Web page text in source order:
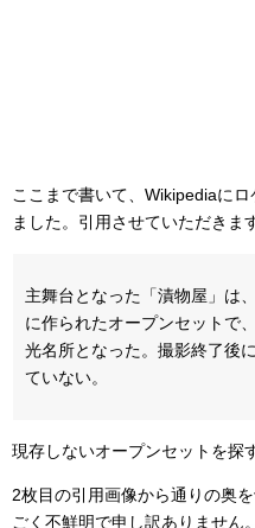
ここまで書いて、Wikipediaに
ました。引用させていただきま
主舞台となった「漬物屋」は
に作られたオープンセットで
光名所となった。撮影終了後
ていない。
現存しないオープンセットを探
2枚目の引用画像から通りの奥
ごく不鮮明で申し訳ありません。